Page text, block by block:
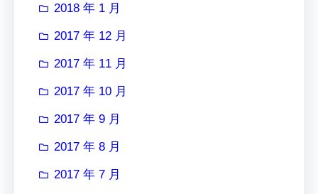
2018 年 1 月
2017 年 12 月
2017 年 11 月
2017 年 10 月
2017 年 9 月
2017 年 8 月
2017 年 7 月